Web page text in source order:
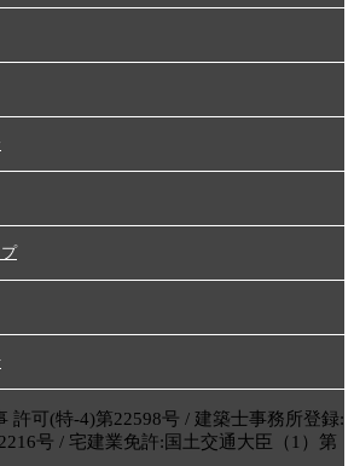
許可(特-4)第22598号 / 建築士事務所登録:
号 / 宅建業免許:国土交通大臣（1）第